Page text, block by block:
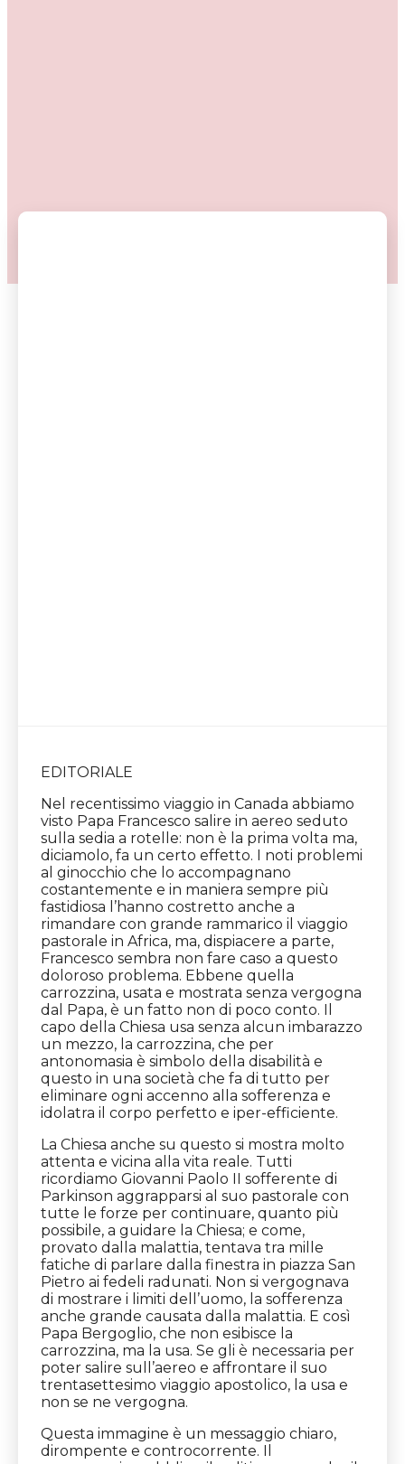
EDITORIALE
Nel recentissimo viaggio in Canada abbiamo
visto Papa Francesco salire in aereo seduto
sulla sedia a rotelle: non è la prima volta ma,
diciamolo, fa un certo effetto. I noti problemi
al ginocchio che lo accompagnano
costantemente e in maniera sempre più
fastidiosa l’hanno costretto anche a
rimandare con grande rammarico il viaggio
pastorale in Africa, ma, dispiacere a parte,
Francesco sembra non fare caso a questo
doloroso problema. Ebbene quella
carrozzina, usata e mostrata senza vergogna
dal Papa, è un fatto non di poco conto. Il
capo della Chiesa usa senza alcun imbarazzo
un mezzo, la carrozzina, che per
antonomasia è simbolo della disabilità e
questo in una società che fa di tutto per
eliminare ogni accenno alla sofferenza e
idolatra il corpo perfetto e iper-efficiente.
La Chiesa anche su questo si mostra molto
attenta e vicina alla vita reale. Tutti
ricordiamo Giovanni Paolo II sofferente di
Parkinson aggrapparsi al suo pastorale con
tutte le forze per continuare, quanto più
possibile, a guidare la Chiesa; e come,
provato dalla malattia, tentava tra mille
fatiche di parlare dalla finestra in piazza San
Pietro ai fedeli radunati. Non si vergognava
di mostrare i limiti dell’uomo, la sofferenza
anche grande causata dalla malattia. E così
Papa Bergoglio, che non esibisce la
carrozzina, ma la usa. Se gli è necessaria per
poter salire sull’aereo e affrontare il suo
trentasettesimo viaggio apostolico, la usa e
non se ne vergogna.
Questa immagine è un messaggio chiaro,
dirompente e controcorrente. Il